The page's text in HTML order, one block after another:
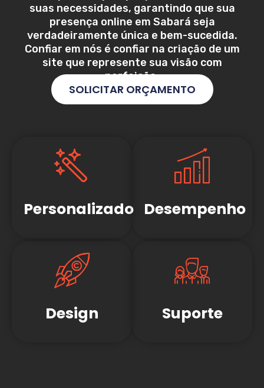
suas necessidades, garantindo que sua
presença online em Sabará seja
verdadeiramente única e bem-sucedida.
Confiar em nós é confiar na criação de um
site que represente sua visão com
perfeição.
SOLICITAR ORÇAMENTO
Personalizado Desempenho
Design Suporte